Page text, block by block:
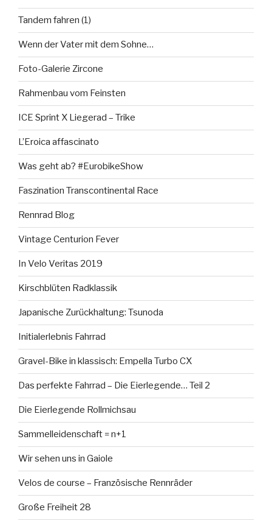
Tandem fahren (1)
Wenn der Vater mit dem Sohne…
Foto-Galerie Zircone
Rahmenbau vom Feinsten
ICE Sprint X Liegerad – Trike
L’Eroica affascinato
Was geht ab? #EurobikeShow
Faszination Transcontinental Race
Rennrad Blog
Vintage Centurion Fever
In Velo Veritas 2019
Kirschblüten Radklassik
Japanische Zurückhaltung: Tsunoda
Initialerlebnis Fahrrad
Gravel-Bike in klassisch: Empella Turbo CX
Das perfekte Fahrrad – Die Eierlegende… Teil 2
Die Eierlegende Rollmichsau
Sammelleidenschaft = n+1
Wir sehen uns in Gaiole
Velos de course – Französische Rennräder
Große Freiheit 28